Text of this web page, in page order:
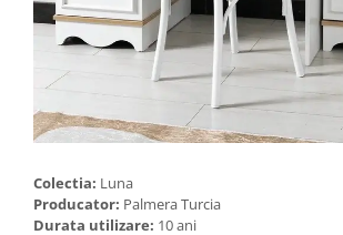
Colectia: Luna
Producator: Palmera Turcia
Durata utilizare: 10 ani